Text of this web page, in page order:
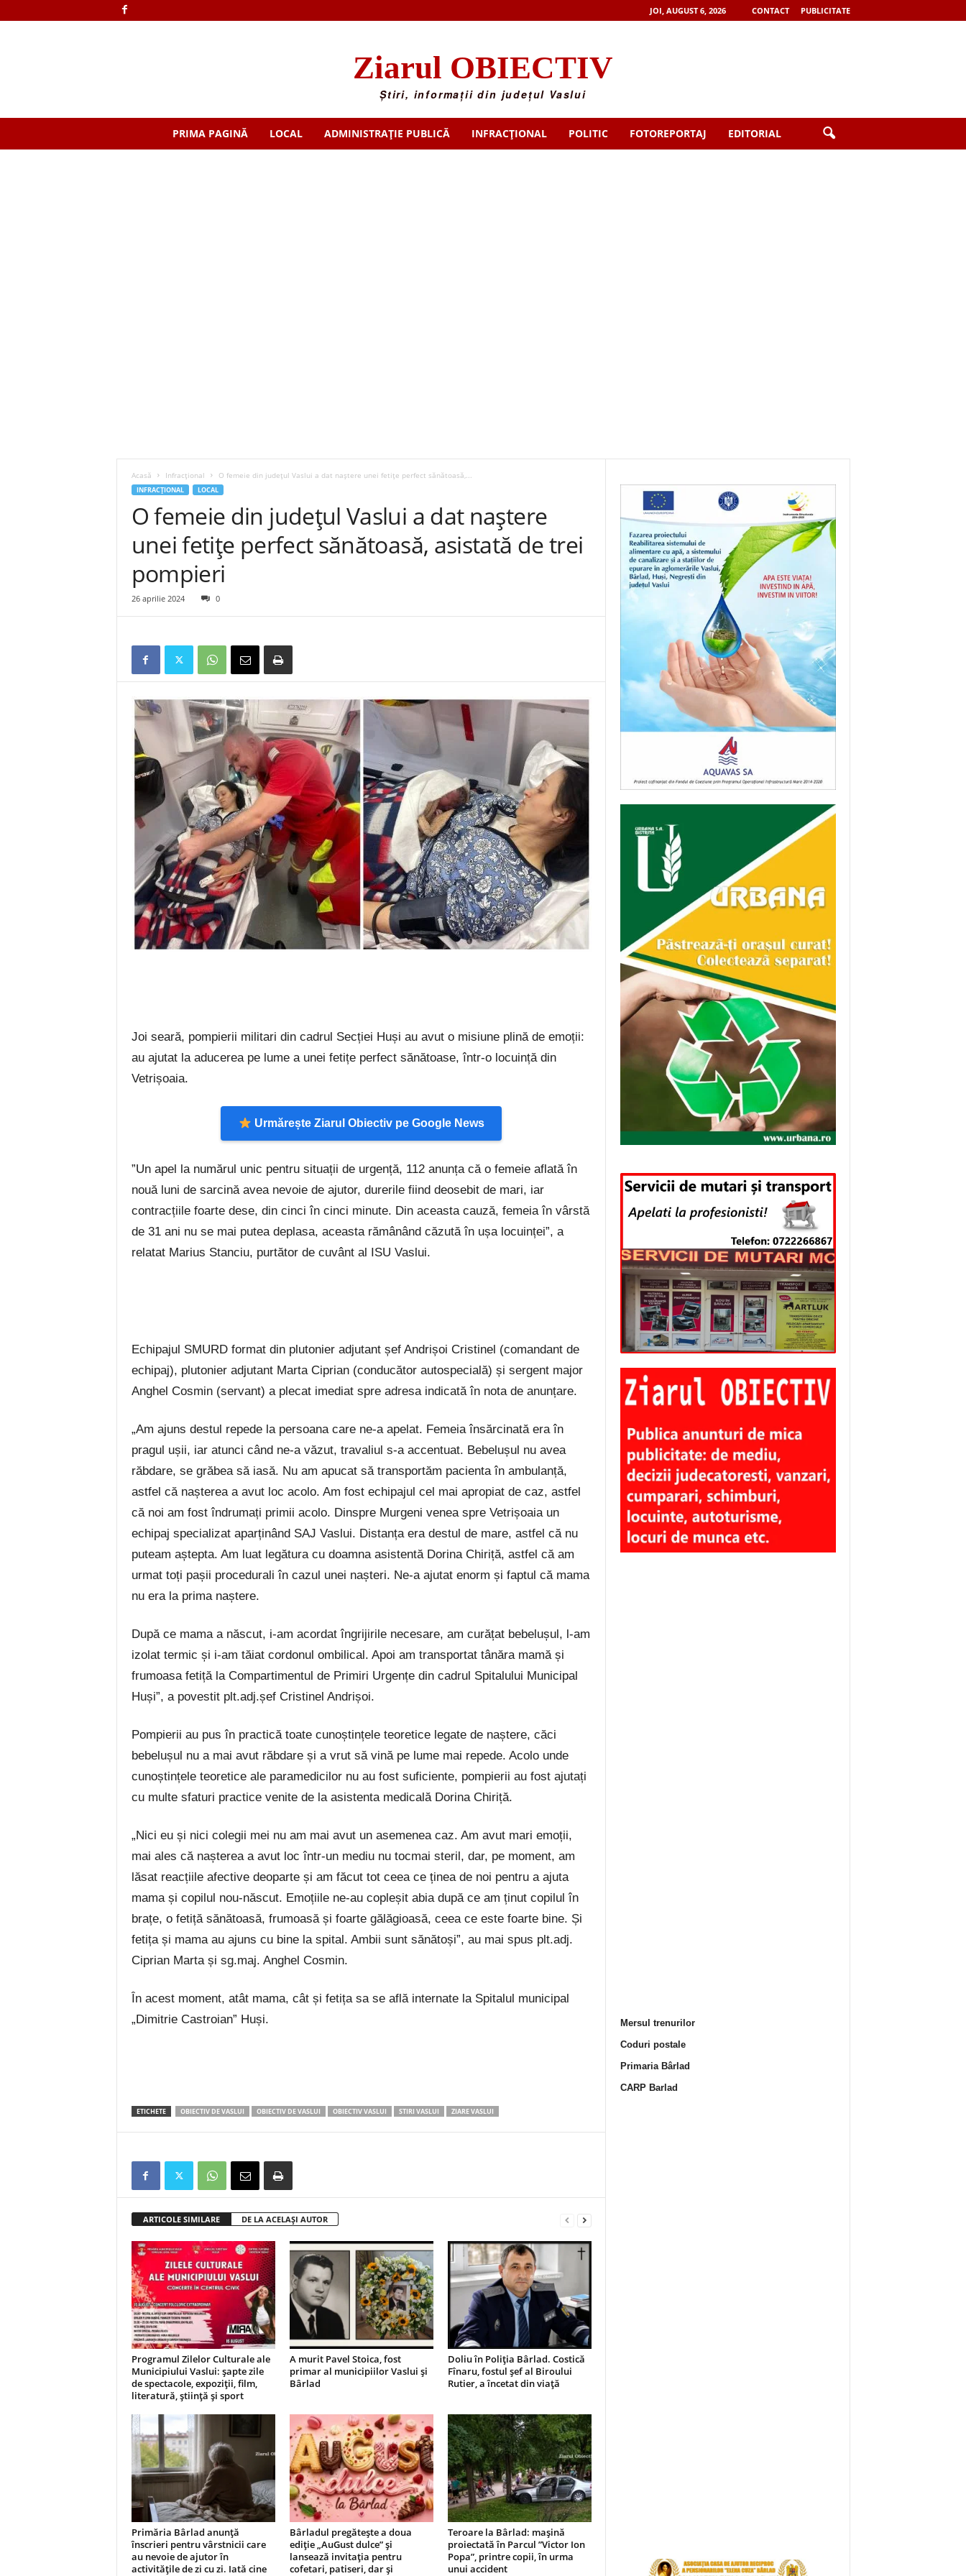
JOI, AUGUST 6, 2026 CONTACT PUBLICITATE
Ziarul OBIECTIV
Știri, informații din județul Vaslui
PRIMA PAGINĂ LOCAL ADMINISTRAȚIE PUBLICĂ INFRACȚIONAL POLITIC FOTOREPORTAJ EDITORIAL
Acasă Infracțional O femeie din județul Vaslui a dat naștere unei fetițe perfect sănătoasă,...
INFRACȚIONAL LOCAL
O femeie din județul Vaslui a dat naștere
unei fetițe perfect sănătoasă, asistată de trei
pompieri
26 aprilie 2024 0
Joi seară, pompierii militari din cadrul Secției Huși au avut o misiune plină de emoții:
au ajutat la aducerea pe lume a unei fetițe perfect sănătoase, într-o locuință din
Vetrișoaia.
Urmărește Ziarul Obiectiv pe Google News
”Un apel la numărul unic pentru situații de urgență, 112 anunța că o femeie aflată în
nouă luni de sarcină avea nevoie de ajutor, durerile fiind deosebit de mari, iar
contracțiile foarte dese, din cinci în cinci minute. Din aceasta cauză, femeia în vârstă
de 31 ani nu se mai putea deplasa, aceasta rămânând căzută în ușa locuinței”, a
relatat Marius Stanciu, purtător de cuvânt al ISU Vaslui.
Echipajul SMURD format din plutonier adjutant șef Andrișoi Cristinel (comandant de
echipaj), plutonier adjutant Marta Ciprian (conducător autospecială) și sergent major
Anghel Cosmin (servant) a plecat imediat spre adresa indicată în nota de anunțare.
„Am ajuns destul repede la persoana care ne-a apelat. Femeia însărcinată era în
pragul ușii, iar atunci când ne-a văzut, travaliul s-a accentuat. Bebelușul nu avea
răbdare, se grăbea să iasă. Nu am apucat să transportăm pacienta în ambulanță,
astfel că nașterea a avut loc acolo. Am fost echipajul cel mai apropiat de caz, astfel
că noi am fost îndrumați primii acolo. Dinspre Murgeni venea spre Vetrișoaia un
echipaj specializat aparținând SAJ Vaslui. Distanța era destul de mare, astfel că nu
puteam aștepta. Am luat legătura cu doamna asistentă Dorina Chiriță, astfel că am
urmat toți pașii procedurali în cazul unei nașteri. Ne-a ajutat enorm și faptul că mama
nu era la prima naștere.
După ce mama a născut, i-am acordat îngrijirile necesare, am curățat bebelușul, l-am
izolat termic și i-am tăiat cordonul ombilical. Apoi am transportat tânăra mamă și
frumoasa fetiță la Compartimentul de Primiri Urgențe din cadrul Spitalului Municipal
Huși”, a povestit plt.adj.șef Cristinel Andrișoi.
Pompierii au pus în practică toate cunoștințele teoretice legate de naștere, căci
bebelușul nu a mai avut răbdare și a vrut să vină pe lume mai repede. Acolo unde
cunoștințele teoretice ale paramedicilor nu au fost suficiente, pompierii au fost ajutați
cu multe sfaturi practice venite de la asistenta medicală Dorina Chiriță.
„Nici eu și nici colegii mei nu am mai avut un asemenea caz. Am avut mari emoții,
mai ales că nașterea a avut loc într-un mediu nu tocmai steril, dar, pe moment, am
lăsat reacțiile afective deoparte și am făcut tot ceea ce ținea de noi pentru a ajuta
mama și copilul nou-născut. Emoțiile ne-au copleșit abia după ce am ținut copilul în
brațe, o fetiță sănătoasă, frumoasă și foarte gălăgioasă, ceea ce este foarte bine. Și
fetița și mama au ajuns cu bine la spital. Ambii sunt sănătoși”, au mai spus plt.adj.
Ciprian Marta și sg.maj. Anghel Cosmin.
În acest moment, atât mama, cât și fetița sa se află internate la Spitalul municipal
„Dimitrie Castroian” Huși.
ETICHETE OBIECTIV DE VASLUI OBIECTIV DE VASLUI OBIECTIV VASLUI STIRI VASLUI ZIARE VASLUI
ARTICOLE SIMILARE DE LA ACELAȘI AUTOR
Programul Zilelor Culturale ale
Municipiului Vaslui: șapte zile
de spectacole, expoziții, film,
literatură, știință și sport
A murit Pavel Stoica, fost
primar al municipiilor Vaslui și
Bârlad
Doliu în Poliția Bârlad. Costică
Fînaru, fostul șef al Biroului
Rutier, a încetat din viață
Primăria Bârlad anunță
înscrieri pentru vârstnicii care
au nevoie de ajutor în
activitățile de zi cu zi. Iată cine
Bârladul pregătește a doua
ediție „AuGust dulce” și
lansează invitația pentru
cofetari, patiseri, dar și
Teroare la Bârlad: mașină
proiectată în Parcul ”Victor Ion
Popa”, printre copii, în urma
unui accident
Mersul trenurilor
Coduri postale
Primaria Bârlad
CARP Barlad